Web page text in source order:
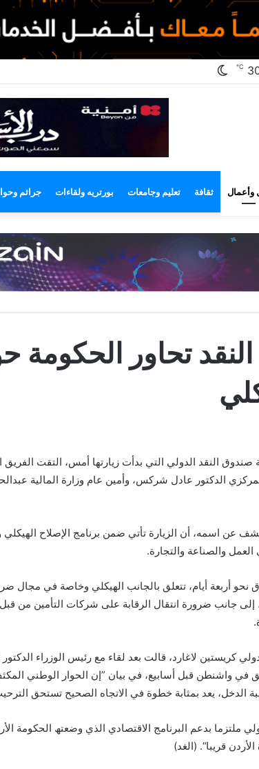
الوضع
℃
وأعمال ثقافة تعليم وجامعات بورتريه ولقاءات جرائم
تحاور الحكومة
النقد الدولي التي بدأت زیارتھا أمس، التقت
الدكتور عادل شركس، وأمین عام وزارة المالیة
عن اسمه، أن الزیارة تأتي ضمن برنامج الإصلاح
والصناعة والتجارة.
نحو أربعة أیام، تتعلق بالجانب الھیكلي وخاصة في مجال
جانب ضرورة انتقال الرقابة على شركات التأمین من قبل
كریستین لاغارد، قالت بعد لقاء مع رئیس الوزراء
في واشنطن قبل أسابیع، في بیان ”إن الحوار الوطني
الدخل، یعد بمثابة خطوة في الاتجاه الصحیح تستحق
ملتزما بدعم البرنامج الاقتصادي الذي وضعتھ الحكومة
قریبا“. (الغد)